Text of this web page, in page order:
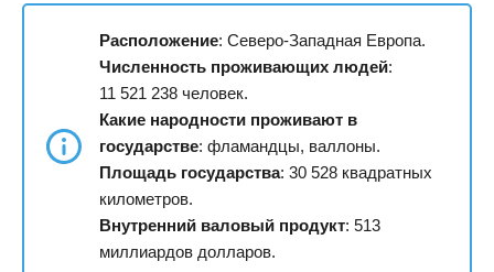
Расположение: Северо-Западная Европа.
Численность проживающих людей:
11 521 238 человек.
Какие народности проживают в
государстве: фламандцы, валлоны.
Площадь государства: 30 528 квадратных
километров.
Внутренний валовый продукт: 513
миллиардов долларов.